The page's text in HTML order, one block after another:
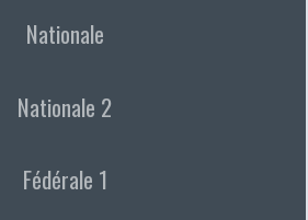
Nationale
Nationale 2
Fédérale 1